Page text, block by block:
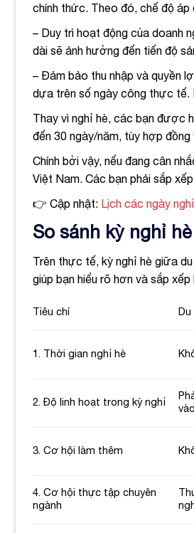
chính thức. Theo đó, chế độ áp
– Duy trì hoạt động của doanh
dài sẽ ảnh hưởng đến tiến độ
– Đảm bảo thu nhập và quyền
dựa trên số ngày công thực tế.
Thay vì nghỉ hè, các bạn được
đến 30 ngày/năm, tùy hợp
Chính bởi vậy, nếu đang cân
Việt Nam. Các bạn phải sắp
👉 Cập nhật: Lịch các ngày
So sánh kỳ nghỉ
Trên thực tế, kỳ nghỉ hè giữa
giúp bạn hiểu rõ hơn và sắp
Tiêu chí
1. Thời gian nghỉ hè
2. Độ linh hoạt trong kỳ nghỉ
3. Cơ hội làm thêm
4. Cơ hội thực tập chuyên
ngành